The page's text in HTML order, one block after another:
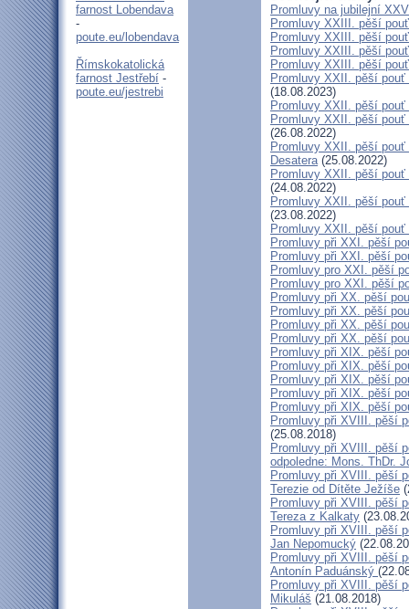
farnost Lobendava
-
poute.eu/lobendava
Římskokatolická
farnost Jestřebí -
poute.eu/jestrebi
Promluvy na jubilejní
Promluvy XXIII. pěší
Promluvy XXIII. pěší
Promluvy XXIII. pěší
Promluvy XXIII. pěší
Promluvy XXII. pěší
(18.08.2023)
Promluvy XXII. pěší pouť
Promluvy XXII. pěší pouť
(26.08.2022)
Promluvy XXII. pěší
Desatera(25.08.2022)
Promluvy XXII. pěší pouť
(24.08.2022)
Promluvy XXII. pěší pouť
(23.08.2022)
Promluvy XXII. pěší pouť
Promluvy při XXI. pěší
Promluvy při XXI. pěší
Promluvy pro XXI. pěší
Promluvy pro XXI. pěší
Promluvy při XX. pěší
Promluvy při XX. pěší
Promluvy při XX. pěší
Promluvy při XX. pěší
Promluvy při XIX. pěší
Promluvy při XIX. pěší
Promluvy při XIX. pěší
Promluvy při XIX. pěší
Promluvy při XIX. pěší
Promluvy při XVIII. pěší
(25.08.2018)
Promluvy při XVIII. pěší
odpoledne: Mons. ThDr.
Promluvy při XVIII. pěší
Terezie od Dítěte Ježíše
Promluvy při XVIII. pěší
Tereza z Kalkaty
Promluvy při XVIII. pěší
Jan Nepomucký
Promluvy při XVIII. pěší
Antonín Paduánský
Promluvy při XVIII. pěší
Mikuláš (21.08.2018)